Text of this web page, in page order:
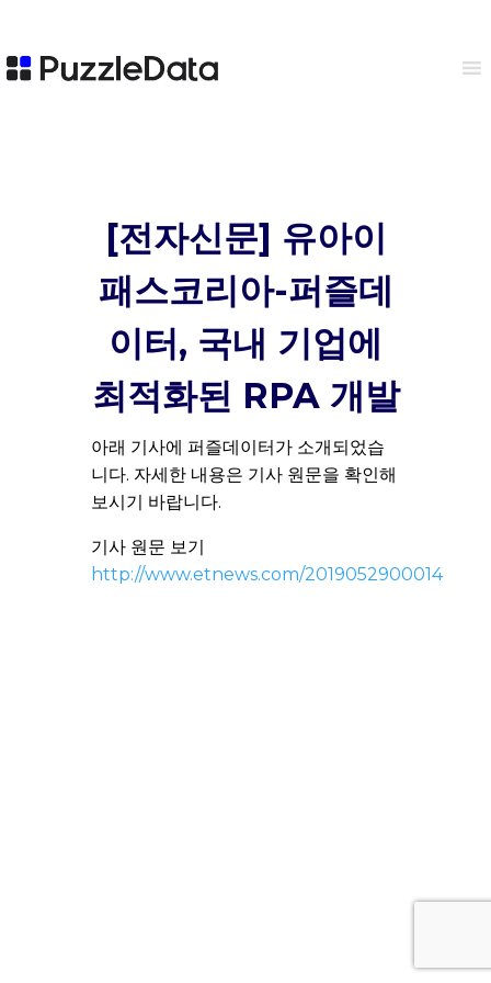
[전자신문] 유아이
패스코리아-퍼즐데
이터, 국내 기업에
최적화된 RPA 개발
아래 기사에 퍼즐데이터가 소개되었습
니다. 자세한 내용은 기사 원문을 확인해
보시기 바랍니다.
기사 원문 보기
http://www.etnews.com/2019052900014